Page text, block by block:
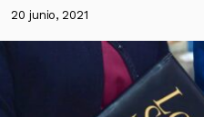
20 junio, 2021